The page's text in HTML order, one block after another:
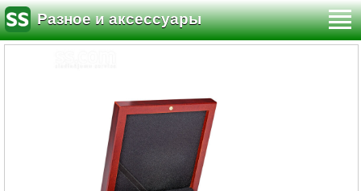
Разное и аксессуары